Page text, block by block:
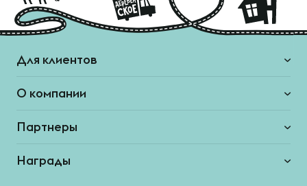
Для клиентов
О компании
Партнеры
Награды